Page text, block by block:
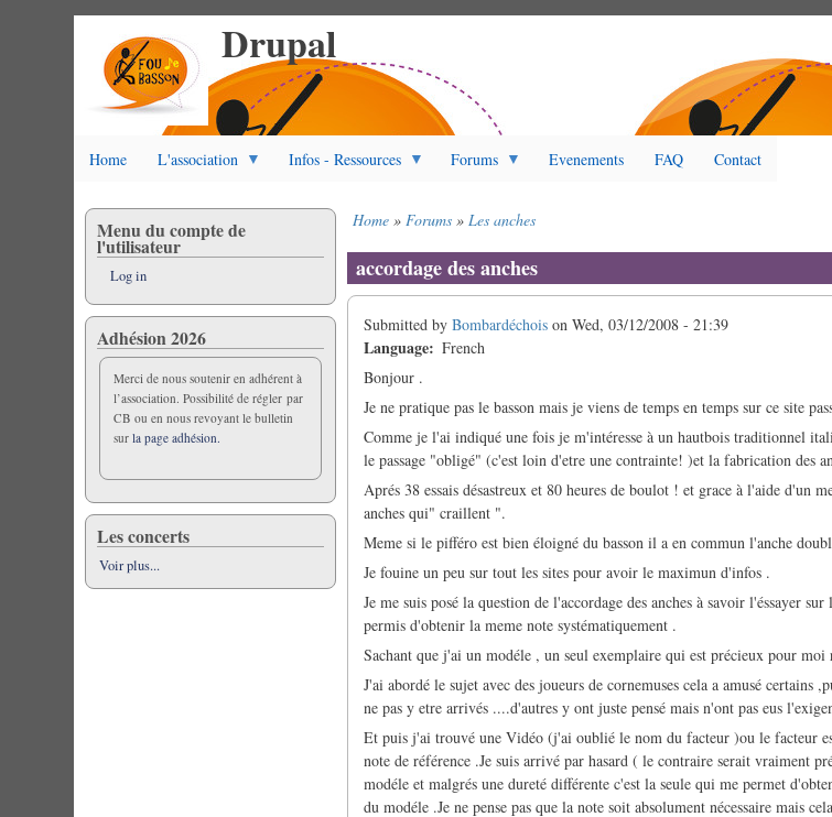
Drupal
Home L'association Infos - Ressources Forums Evenements FAQ Contact
Home Forums Les anches
accordage des anches
Submitted byBombardéchois onWed, 03/12/2008 - 21:39
Language
French
Bonjour .
Je ne pratique pas le basson mais je viens de temps en temps sur ce site
Comme je l'ai indiqué une fois je m'intéresse à un hautbois traditionnel
le passage "obligé" (c'est loin d'etre une contrainte! )et la fabrication des
Aprés 38 essais désastreux et 80 heures de boulot ! et grace à l'aide d'un
anches qui" craillent ".
Meme si le pifféro est bien éloigné du basson il a en commun l'anche
Je fouine un peu sur tout les sites pour avoir le maximun d'infos .
Je me suis posé la question de l'accordage des anches à savoir l'éssayer
permis d'obtenir la meme note systématiquement .
Sachant que j'ai un modéle , un seul exemplaire qui est précieux pour moi
J'ai abordé le sujet avec des joueurs de cornemuses cela a amusé certains
ne pas y etre arrivés ....d'autres y ont juste pensé mais n'ont pas eus
Et puis j'ai trouvé une Vidéo (j'ai oublié le nom du facteur )ou le facteur
note de référence .Je suis arrivé par hasard ( le contraire serait vraiment
modéle et malgrés une dureté différente c'est la seule qui me permet
du modéle .Je ne pense pas que la note soit absolument nécessaire mais
Menu du compte de
l'utilisateur
Log in
Adhésion 2026
Merci de nous soutenir en adhérent à
l’association. Possibilité de régler par
CB ou en nous revoyant le bulletin
surla page adhésion.
Les concerts
Voir plus...